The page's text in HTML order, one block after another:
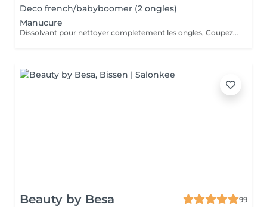
Deco french/babyboomer (2 ongles)
Manucure
Dissolvant pour nettoyer completement les ongles, Coupez et Modelez les ongles avec une lime, Mouillez les mains quelques minutes pour ramollir les cuticules, Pousses les Cuticules avec batone pour repousser doucement vers l'arrière et coupez les excès, Hydratez les Mains avec crème et les cuticules pour maintenir la peau douce, Appliquez une base transparent pour protéger les ongles. Attendez suffisamment de tempos pour sèche.
Beauty by Besa
99